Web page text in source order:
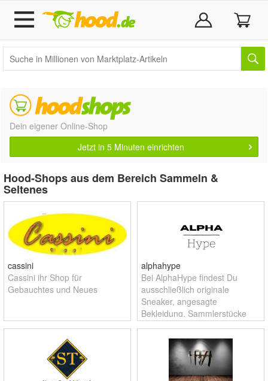
Dein eigener Online-Shop
Jetzt in 5 Minuten einrichten
Hood-Shops aus dem Bereich Sammeln &
Seltenes
cassini
Cassini ihr Shop für
Gebauchtes und Neues
alphahype
Bei AlphaHype findest Du
ausschließlich originale
Sneaker, angesagte
Bekleidung, Sammlerstücke
wie Pokémon-Sets, Labubus
oder Gaming-Equipment. Alles
ungetragen, limitiert und
schnell geliefert - das